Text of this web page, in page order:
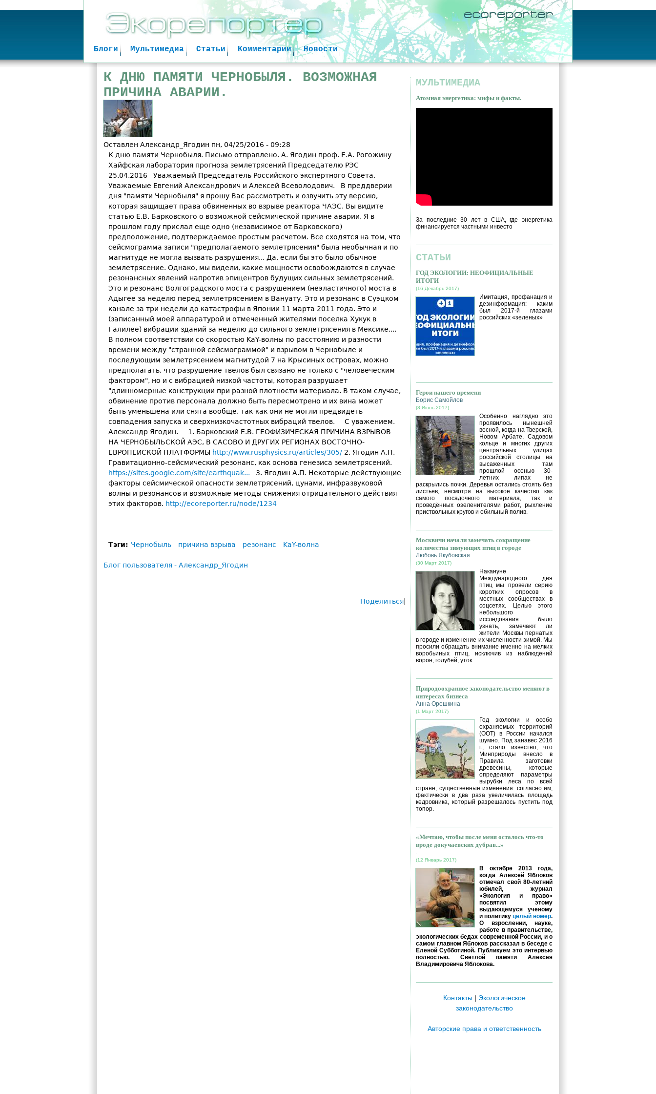
Jump to navigation
Новости
Комментарии
Статьи
Мультимедиа
Блоги
К ДНЮ ПАМЯТИ ЧЕРНОБЫЛЯ. ВОЗМОЖНАЯ
ПРИЧИНА АВАРИИ.
Оставлен Александр_Ягодин пн, 04/25/2016 - 09:28
К дню памяти Чернобыля. Письмо отправлено. А. Ягодин проф. Е.А. Рогожину
Хайфская лаборатория прогноза землетрясений Председателю РЭС
25.04.2016 Уважаемый Председатель Российского экспертного Совета,
Уважаемые Евгений Александрович и Алексей Всеволодович. В преддверии
дня "памяти Чернобыля" я прошу Вас рассмотреть и озвучить эту версию,
которая защищает права обвиненных во взрыве реактора ЧАЭС. Вы видите
статью Е.В. Барковского о возможной сейсмической причине аварии. Я в
прошлом году прислал еще одно (независимое от Барковского)
предположение, подтверждаемое простым расчетом. Все сходятся на том, что
сейсмограмма записи "предполагаемого землетрясения" была необычная и по
магнитуде не могла вызвать разрушения... Да, если бы это было обычное
землетрясение. Однако, мы видели, какие мощности освобождаются в случае
резонансных явлений напротив эпицентров будущих сильных землетрясений.
Это и резонанс Волгоградского моста с разрушением (неэластичного) моста в
Адыгее за неделю перед землетрясением в Вануату. Это и резонанс в Суэцком
канале за три недели до катастрофы в Японии 11 марта 2011 года. Это и
(записанный моей аппаратурой и отмеченный жителями поселка Хукук в
Галилее) вибрации зданий за неделю до сильного землетрясения в Мексике....
В полном соответствии со скоростью KaY-волны по расстоянию и разности
времени между "странной сейсмограммой" и взрывом в Чернобыле и
последующим землетрясением магнитудой 7 на Крысиных островах, можно
предполагать, что разрушение твелов был связано не только с "человеческим
фактором", но и с вибрацией низкой частоты, которая разрушает
"длинномерные конструкции при разной плотности материала. В таком случае,
обвинение против персонала должно быть пересмотрено и их вина может
быть уменьшена или снята вообще, так-как они не могли предвидеть
совпадения запуска и сверхнизкочастотных вибраций твелов. С уважением.
Александр Ягодин. 1. Барковский Е.В. ГЕОФИЗИЧЕСКАЯ ПРИЧИНА ВЗРЫВОВ
НА ЧЕРНОБЫЛЬСКОЙ АЭС, В САСОВО И ДРУГИХ РЕГИОНАХ ВОСТОЧНО-
ЕВРОПЕИСКОЙ ПЛАТФОРМЫ http://www.rusphysics.ru/articles/305/ 2. Ягодин А.П.
Гравитационно-сейсмический резонанс, как основа генезиса землетрясений.
https://sites.google.com/site/earthquak... 3. Ягодин А.П. Некоторые действующие
факторы сейсмической опасности землетрясений, цунами, инфразвуковой
волны и резонансов и возможные методы снижения отрицательного действия
этих факторов. http://ecoreporter.ru/node/1234
Тэги: Чернобыль причина взрыва резонанс KaY-волна
Блог пользователя - Александр_Ягодин
Поделиться
МУЛЬТИМЕДИА
Атомная энергетика: мифы и факты.
За последние 30 лет в США, где энергетика
финансируется частными инвесто
СТАТЬИ
ГОД ЭКОЛОГИИ: НЕОФИЦИАЛЬНЫЕ
ИТОГИ
(16 Декабрь 2017)
Имитация, профанация и
дезинформация: каким
был 2017-й глазами
российских «зеленых»
Герои нашего времени
Борис Самойлов
(8 Июнь 2017)
Особенно наглядно это
проявилось нынешней
весной, когда на Тверской,
Новом Арбате, Садовом
кольце и многих других
центральных улицах
российской столицы на
высаженных там
прошлой осенью 30-
летних липах не
раскрылись почки. Деревья остались стоять без
листьев, несмотря на высокое качество как
самого посадочного материала, так и
проведённых озеленителями работ, рыхление
приствольных кругов и обильный полив.
Москвичи начали замечать сокращение
количества зимующих птиц в городе
Любовь Якубовская
(30 Март 2017)
Накануне
Международного дня
птиц мы провели серию
коротких опросов в
местных сообществах в
соцсетях. Целью этого
небольшого
исследования было
узнать, замечают ли
жители Москвы пернатых
в городе и изменение их численности зимой. Мы
просили обращать внимание именно на мелких
воробьиных птиц, исключив из наблюдений
ворон, голубей, уток.
Природоохранное законодательство меняют в
интересах бизнеса
Анна Орешкина
(1 Март 2017)
Год экологии и особо
охраняемых территорий
(ООТ) в России начался
шумно. Под занавес 2016
г., стало известно, что
Минприроды внесло в
Правила заготовки
древесины, которые
определяют параметры
вырубки леса по всей
стране, существенные изменения: согласно им,
фактически в два раза увеличилась площадь
кедровника, который разрешалось пустить под
топор.
«Мечтаю, чтобы после меня осталось что-то
вроде докучаевских дубрав...»
.
(12 Январь 2017)
В октябре 2013 года,
когда Алексей Яблоков
отмечал свой 80-летний
юбилей, журнал
«Экология и право»
посвятил этому
выдающемуся ученому
и политику целый номер.
О взрослении, науке,
работе в правительстве,
экологических бедах современной России, и о
самом главном Яблоков рассказал в беседе с
Еленой Субботиной. Публикуем это интервью
полностью. Светлой памяти Алексея
Владимировича Яблокова.
Контакты| Экологическое
законодательство
Авторские права и ответственность